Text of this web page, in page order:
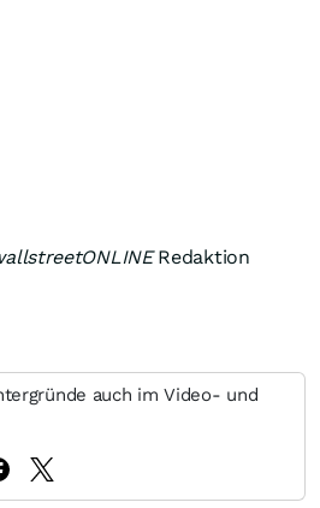
Redaktion
auch im Video- und